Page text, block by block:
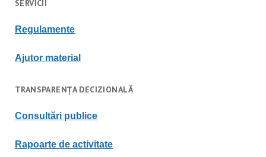
SERVICII
Regulamente
Ajutor material
TRANSPARENȚA DECIZIONALĂ
Consultări publice
Rapoarte de activitate